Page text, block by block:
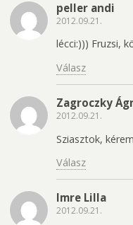
peller andi
2012.09.21.
lécci:))) Fruzsi,
Válasz
Zagroczky
2012.09.21.
Sziasztok,
Válasz
Imre Lilla
2012.09.21.